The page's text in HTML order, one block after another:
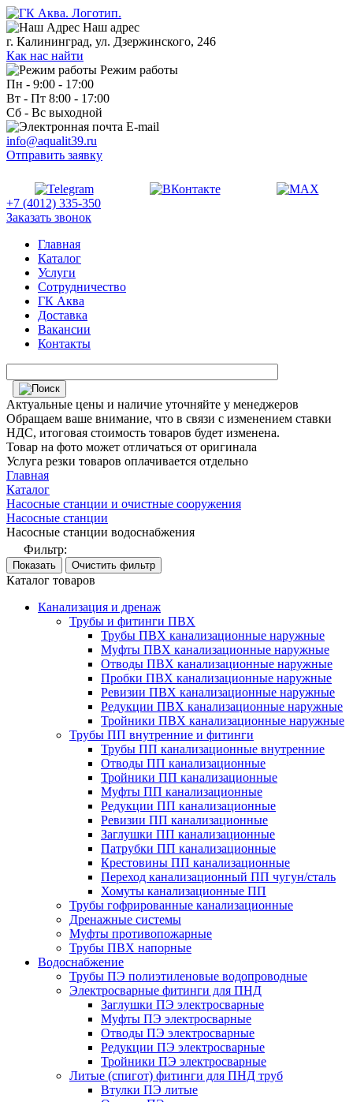
Наш адрес
г. Калининград, ул. Дзержинского, 246
Как нас найти
Режим работы
Пн - 9:00 - 17:00
Вт - Пт 8:00 - 17:00
Сб - Вс выходной
E-mail
info@aqualit39.ru
Отправить заявку
+7 (4012) 335-350
Заказать звонок
Главная
Каталог
Услуги
Сотрудничество
ГК Аква
Доставка
Вакансии
Контакты
Актуальные цены и наличие уточняйте у менеджеров
Обращаем ваше внимание, что в связи с изменением ставки
НДС, итоговая стоимость товаров будет изменена.
Товар на фото может отличаться от оригинала
Услуга резки товаров оплачивается отдельно
Главная
Каталог
Насосные станции и очистные сооружения
Насосные станции
Насосные станции водоснабжения
Фильтр:
Каталог товаров
Канализация и дренаж
Трубы и фитинги ПВХ
Трубы ПВХ канализационные наружные
Муфты ПВХ канализационные наружные
Отводы ПВХ канализационные наружные
Пробки ПВХ канализационные наружные
Ревизии ПВХ канализационные наружные
Редукции ПВХ канализационные наружные
Тройники ПВХ канализационные наружные
Трубы ПП внутренние и фитинги
Трубы ПП канализационные внутренние
Отводы ПП канализационные
Тройники ПП канализационные
Муфты ПП канализационные
Редукции ПП канализационные
Ревизии ПП канализационные
Заглушки ПП канализационные
Патрубки ПП канализационные
Крестовины ПП канализационные
Переход канализационный ПП чугун/сталь
Хомуты канализационные ПП
Трубы гофрированные канализационные
Дренажные системы
Муфты противопожарные
Трубы ПВХ напорные
Водоснабжение
Трубы ПЭ полиэтиленовые водопроводные
Электросварные фитинги для ПНД
Заглушки ПЭ электросварные
Муфты ПЭ электросварные
Отводы ПЭ электросварные
Редукции ПЭ электросварные
Тройники ПЭ электросварные
Литые (спигот) фитинги для ПНД труб
Втулки ПЭ литые